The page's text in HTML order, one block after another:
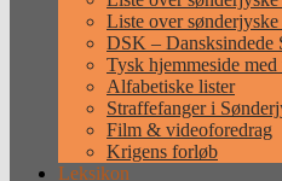
Liste over sønderjyske
DSK – Dansksindede
Tysk hjemmeside
Alfabetiske lister
Straffefanger i
Film & videoforedrag
Krigens forløb
Leksikon